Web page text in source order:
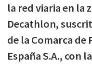
la red viaria en la
Decathlon,
de la Comarca
España S.A., con